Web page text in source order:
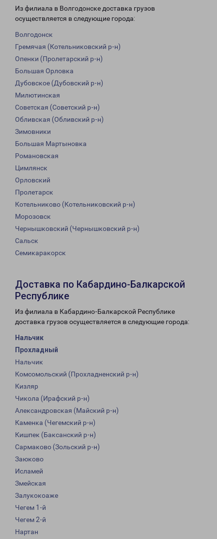
Из филиала в Волгодонске доставка грузов
осуществляется в следующие города:
Волгодонск
Гремячая (Котельниковский р-н)
Опенки (Пролетарский р-н)
Большая Орловка
Дубовское (Дубовский р-н)
Милютинская
Советская (Советский р-н)
Обливская (Обливский р-н)
Зимовники
Большая Мартыновка
Романовская
Цимлянск
Орловский
Пролетарск
Котельниково (Котельниковский р-н)
Морозовск
Чернышковский (Чернышковский р-н)
Сальск
Семикаракорск
Доставка по Кабардино-Балкарской
Республике
Из филиала в Кабардино-Балкарской Республике
доставка грузов осуществляется в следующие города:
Нальчик
Прохладный
Нальчик
Комсомольский (Прохладненский р-н)
Кизляр
Чикола (Ирафский р-н)
Александровская (Майский р-н)
Каменка (Чегемский р-н)
Кишпек (Баксанский р-н)
Сармаково (Зольский р-н)
Заюково
Исламей
Змейская
Залукокоаже
Чегем 1-й
Чегем 2-й
Нартан